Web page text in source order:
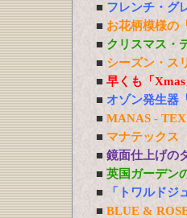
■ フレンチ・グ
■ お花柄模様の
■ クリスマス・
■ シーズン・ス
■ 早くも「
■ オゾン発生器
■ MANAS -
■ マナテックス
■ 鏡面仕上げの
■ 英国ガーデン
■
「トワルド
■ BLUE &